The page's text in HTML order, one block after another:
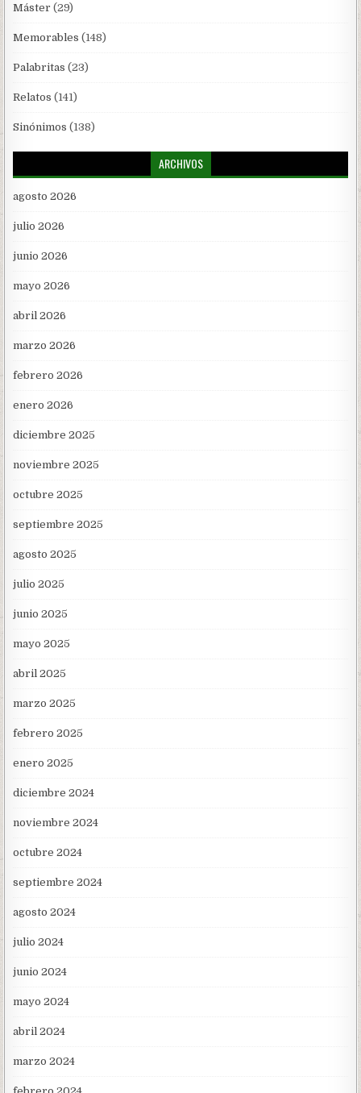
Máster (29)
Memorables (148)
Palabritas (23)
Relatos (141)
Sinónimos (138)
ARCHIVOS
agosto 2026
julio 2026
junio 2026
mayo 2026
abril 2026
marzo 2026
febrero 2026
enero 2026
diciembre 2025
noviembre 2025
octubre 2025
septiembre 2025
agosto 2025
julio 2025
junio 2025
mayo 2025
abril 2025
marzo 2025
febrero 2025
enero 2025
diciembre 2024
noviembre 2024
octubre 2024
septiembre 2024
agosto 2024
julio 2024
junio 2024
mayo 2024
abril 2024
marzo 2024